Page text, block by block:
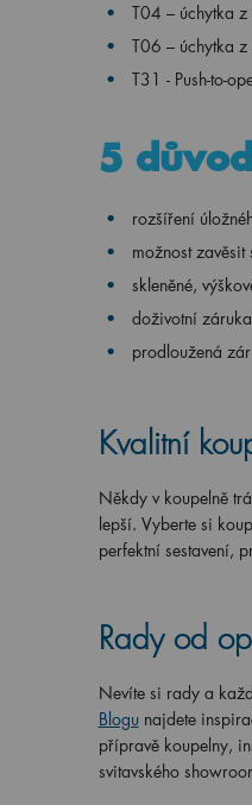
T04 – úchytka z
T06 – úchytka
T31 - Push-to-
5
rozšíření
možnost
skleněné,
doživotní
prodloužená
Kvalitní
Někdy v koupelně
lepší. Vyberte si
perfektní sestavení,
Rady od
Nevíte si rady a
Blogunajdete
přípravě koupelny,
svitavského